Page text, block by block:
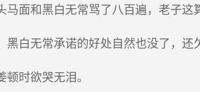
面和黑白无常骂了八百遍，老子这
白无常承诺的好处自然也没了，还
时欲哭无泪。